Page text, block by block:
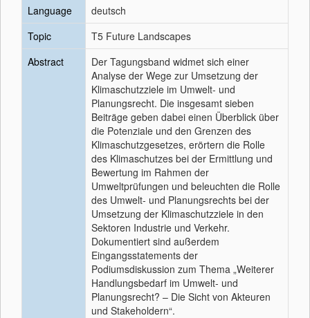
Language
deutsch
Topic
T5 Future Landscapes
Abstract
Der Tagungsband widmet sich einer
Analyse der Wege zur Umsetzung der
Klimaschutzziele im Umwelt- und
Planungsrecht. Die insgesamt sieben
Beiträge geben dabei einen Überblick über
die Potenziale und den Grenzen des
Klimaschutzgesetzes, erörtern die Rolle
des Klimaschutzes bei der Ermittlung und
Bewertung im Rahmen der
Umweltprüfungen und beleuchten die Rolle
des Umwelt- und Planungsrechts bei der
Umsetzung der Klimaschutzziele in den
Sektoren Industrie und Verkehr.
Dokumentiert sind außerdem
Eingangsstatements der
Podiumsdiskussion zum Thema „Weiterer
Handlungsbedarf im Umwelt- und
Planungsrecht? – Die Sicht von Akteuren
und Stakeholdern“.